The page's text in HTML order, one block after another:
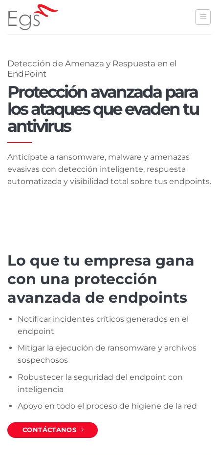
content
Detección de Amenaza y Respuesta en el
EndPoint
Protección avanzada para
los ataques que evaden tu
antivirus
Anticípate a ransomware, malware y amenazas
evasivas con detección inteligente, respuesta
automatizada y visibilidad total sobre tus endpoints.
Lo que tu empresa gana
con una protección
avanzada de endpoints
Notificar incidentes críticos generados en el
endpoint
Mitigar la ejecución de ransomware y archivos
sospechosos
Robustecer la seguridad del endpoint con
inteligencia
Apoyo en todo el proceso de higiene de la red
CONTÁCTANOS